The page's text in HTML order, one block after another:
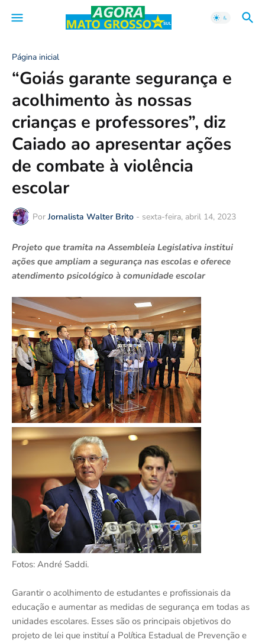
Página inicial
“Goiás garante segurança e
acolhimento às nossas
crianças e professores”, diz
Caiado ao apresentar ações
de combate à violência
escolar
Por Jornalista Walter Brito - sexta-feira, abril 14, 2023
Projeto que tramita na Assembleia Legislativa institui
ações que ampliam a segurança nas escolas e oferece
atendimento psicológico à comunidade escolar
Fotos: André Saddi.
Garantir o acolhimento de estudantes e profissionais da
educação e aumentar as medidas de segurança em todas as
unidades escolares. Esses são os principais objetivos do
projeto de lei que instituí a Política Estadual de Prevenção e